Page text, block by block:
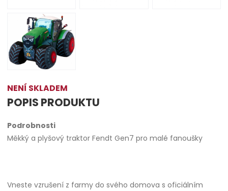
NENÍ SKLADEM
POPIS PRODUKTU
Podrobnosti
Měkký a plyšový traktor Fendt Gen7 pro malé fanoušky
Vneste vzrušení z farmy do svého domova s oficiálním